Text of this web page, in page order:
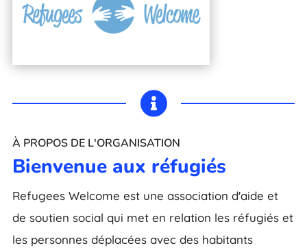

À PROPOS DE L'ORGANISATION
Bienvenue aux réfugiés
Refugees Welcome est une association d'aide et
de soutien social qui met en relation les réfugiés et
les personnes déplacées avec des habitants